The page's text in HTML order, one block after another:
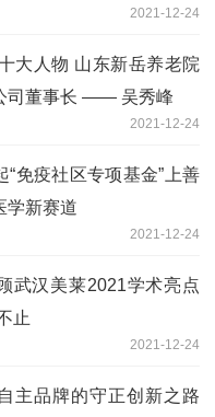
2021-12-24
大人物 山东新岳养老院
司董事长 —— 吴秀峰
2021-12-24
“免疫社区专项基金”上善
学新赛道
2021-12-24
武汉美莱2021学术亮点
止
2021-12-24
主品牌的守正创新之路